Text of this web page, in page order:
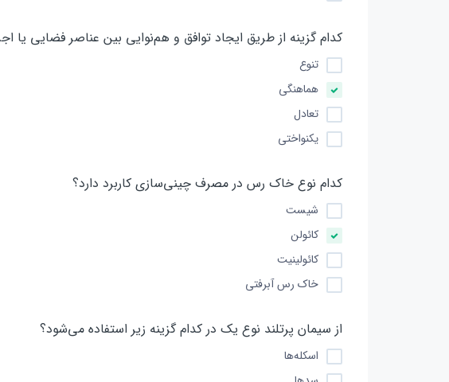
کدام گزینه از طریق ایجاد توافق و هم‌نوایی بین عناصر فضایی
تنوع
هماهنگی
تعادل
یکنواختی
کدام نوع خاک رس در مصرف چینی‌سازی کاربرد دارد؟
شیست
کائولن
کائولینیت
خاک رس آبرفتی
از سیمان پرتلند نوع یک در کدام گزینه زیر استفاده می‌شود؟
اسکله‌ها